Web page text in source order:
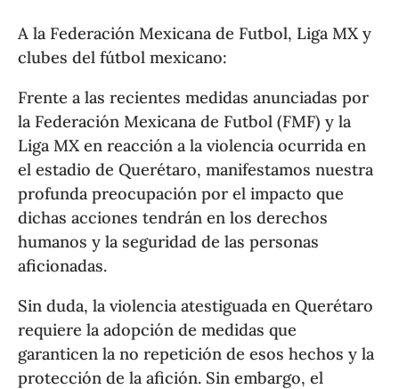
A la Federación Mexicana de Futbol, Liga MX y
clubes del fútbol mexicano:
Frente a las recientes medidas anunciadas por
la Federación Mexicana de Futbol (FMF) y la
Liga MX en reacción a la violencia ocurrida en
el estadio de Querétaro, manifestamos nuestra
profunda preocupación por el impacto que
dichas acciones tendrán en los derechos
humanos y la seguridad de las personas
aficionadas.
Sin duda, la violencia atestiguada en Querétaro
requiere la adopción de medidas que
garanticen la no repetición de esos hechos y la
protección de la afición. Sin embargo, el